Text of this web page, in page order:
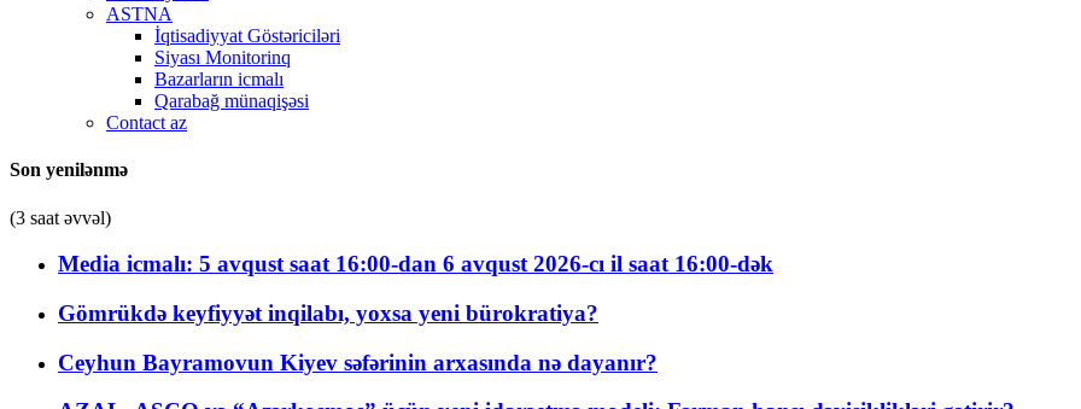
ASTNA
İqtisadiyyat Göstəriciləri
Siyası Monitorinq
Bazarların icmalı
Qarabağ münaqişəsi
Contact az
Son yenilənmə
(3 saat əvvəl)
Media icmalı: 5 avqust saat 16:00-dan 6 avqust 2026-cı il saat 16:00-dək
Gömrükdə keyfiyyət inqilabı, yoxsa yeni bürokratiya?
Ceyhun Bayramovun Kiyev səfərinin arxasında nə dayanır?